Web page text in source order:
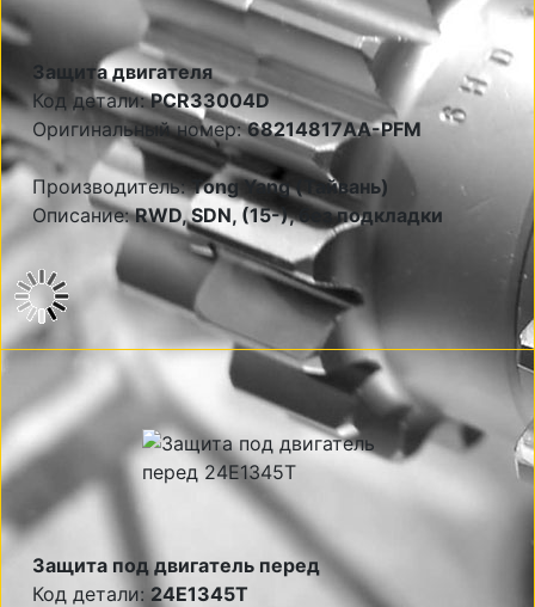
Защита двигателя
Код детали:PCR33004D
Оригинальный номер:68214817AA-PFM
Производитель:Tong Yang (Тайвань)
Описание:RWD, SDN, (15-), без подкладки
Защита под двигатель перед
Код детали: 24E1345T